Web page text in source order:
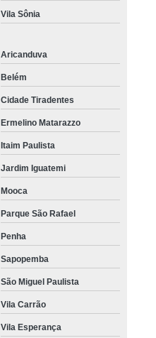
Vila Sônia
Aricanduva
Belém
Cidade Tiradentes
Ermelino Matarazzo
Itaim Paulista
Jardim Iguatemi
Mooca
Parque São Rafael
Penha
Sapopemba
São Miguel Paulista
Vila Carrão
Vila Esperança